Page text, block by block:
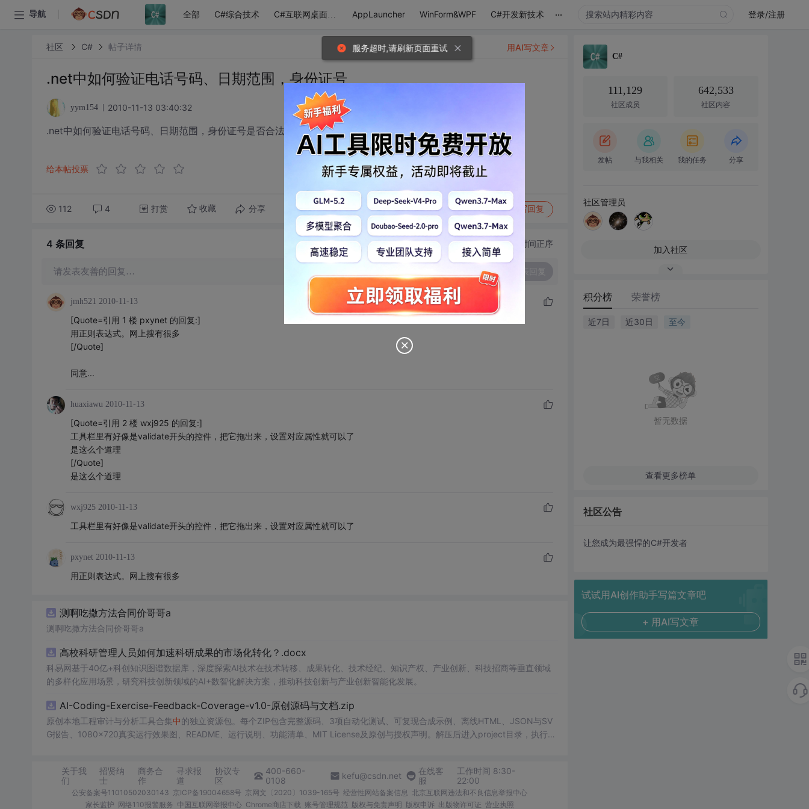
导航 全部 C#综合技术 C#互联网桌面应用 AppLauncher WinForm&WPF C#开发新技术 ... 登录/注册
社区 C# 帖子详情
.net中如何验证电话号码、日期范围，身份证号
yym154 2010-11-13 03:40:32
.net中如何验证电话号码、日期范围，身份证号是否合法
给本帖投票
112 4 打赏 收藏 分享 转发到动态 举报 写回复
用AI写文章
4 条回复 切换为时间正序
请发表友善的回复…
jmh521 2010-11-13
[Quote=引用 1 楼 pxynet 的回复:]
用正则表达式。网上搜有很多
[/Quote]
同意...
huaxiawu 2010-11-13
[Quote=引用 2 楼 wxj925 的回复:]
工具栏里有好像是validate开头的控件，把它拖出来，设置对应属性就可以了
是这么个道理
[/Quote]
是这么个道理
wxj925 2010-11-13
工具栏里有好像是validate开头的控件，把它拖出来，设置对应属性就可以了
pxynet 2010-11-13
用正则表达式。网上搜有很多
测啊吃撒方法合同价哥哥a
测啊吃撒方法合同价哥哥a
高校科研管理人员如何加速科研成果的市场化转化？.docx
科易网基于40亿+科创知识图谱数据库，深度探索AI技术在技术转移、成果转化、技术经纪、知识产权、产业创新、科技招商等垂直领域
的多样化应用场景，研究科技创新领域的AI+数智化解决方案，推动科技创新与产业创新智能化发展。
AI-Coding-Exercise-Feedback-Coverage-v1.0-原创源码与文档.zip
原创本地工程审计与分析工具合集 中的独立资源包。每个ZIP包含完整源码、3项自动化测试、可复现合成示例、离线HTML、JSON与SV
G报告、1080×720真实运行效果图、README、运行说明、功能清单、MIT License及原创与授权声明。解压后进入project目录，执行np
关于我
们
招贤纳
士
商务合
作
寻求报
道
协议专
区
400-660-
0108
kefu@csdn.net
在线客
服
工作时间 8:30-
22:00
公安备案号11010502030143 京ICP备19004658号 京网文〔2020〕1039-165号 经营性网站备案信息 北京互联网违法和不良信息举报中心
家长监护 网络110报警服务 中国互联网举报中心 Chrome商店下载 账号管理规范 版权与免责声明 版权申诉 出版物许可证 营业执照
C#
111,129
社区成员
642,533
社区内容
发帖 与我相关 我的任务 分享
社区管理员
加入社区
积分榜 荣誉榜
近7日 近30日 至今
暂无数据
查看更多榜单
社区公告
让您成为最强悍的C#开发者
试试用AI创作助手写篇文章吧
+ 用AI写文章
服务超时,请刷新页面重试